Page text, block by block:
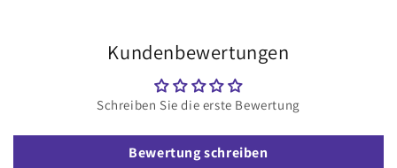
Kundenbewertungen
Schreiben Sie die erste Bewertung
Bewertung schreiben